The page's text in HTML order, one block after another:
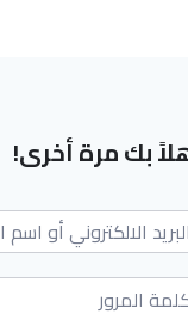
بك مرة أخرى!